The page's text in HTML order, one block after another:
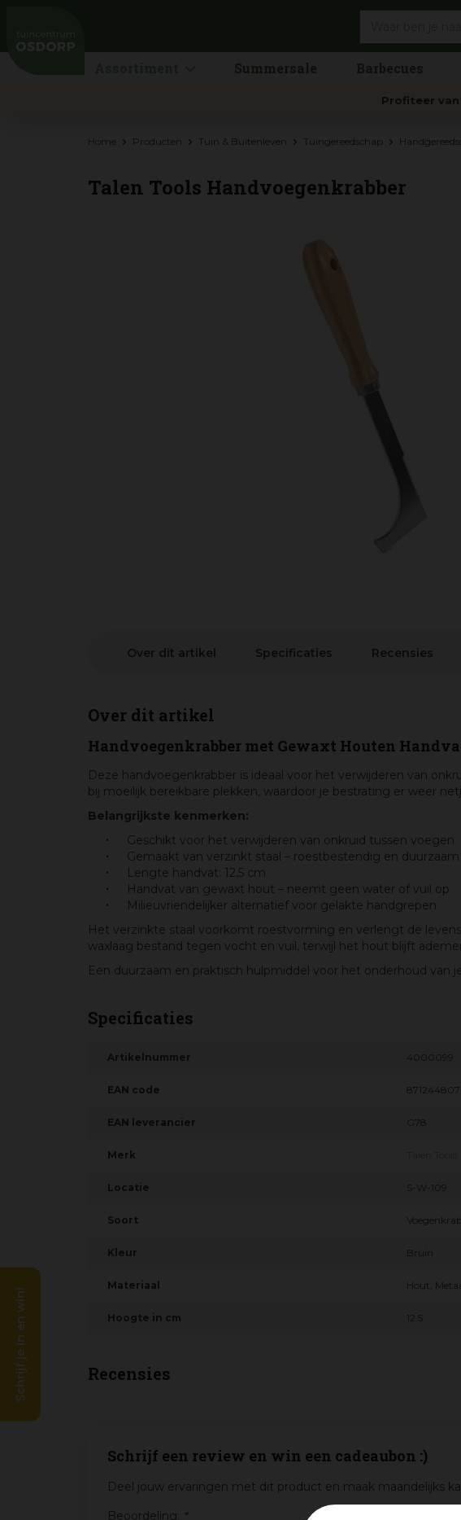
Home Producten Tuin & Buitenleven Tuingereedschap
Summersale Barbecues
Profiteer van
Talen Tools Handvoegenkrabber
Over dit artikel Specificaties Recensies
Over dit artikel
Handvoegenkrabber met Gewaxt Houten
Deze handvoegenkrabber is ideaal voor het verwijderen van
bij moeilijk bereikbare plekken, waardoor je bestrating er weer
Belangrijkste kenmerken:
Geschikt voor het verwijderen van onkruid tussen voegen
Gemaakt van verzinkt staal – roestbestendig en duurzaam
Lengte handvat: 12,5 cm
Handvat van gewaxt hout – neemt geen water of vuil op
Milieuvriendelijker alternatief voor gelakte handgrepen
Het verzinkte staal voorkomt roestvorming en verlengt de
waxlaag bestand tegen vocht en vuil, terwijl het hout blijft
Een duurzaam en praktisch hulpmiddel voor het onderhoud van
Specificaties
Artikelnummer 4000099
EAN code
EAN leverancier G78
Merk
Locatie S-W-109
Soort
Kleur Bruin
Materiaal Hout,
Hoogte in cm 12.5
Recensies
Schrijf een review en win een cadeaubon :)
Deel jouw ervaringen met dit product en maak maandelijks
Beoordeling:
*
Schrijf je in en win!